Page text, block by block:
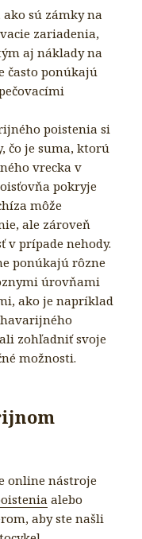
sú zámky na
zariadenia,
aj náklady na
často ponúkajú
poistenia si
čo je suma, ktorú
vrecka v
pokryje
môže
ale zároveň
v prípade nehody.
ponúkajú rôzne
úrovňami
ako je napríklad
zohľadniť svoje
možnosti.
online nástroje
alebo
aby ste našli